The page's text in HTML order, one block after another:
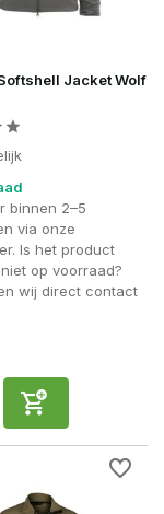
een hardshell
tijdens elke
Jacket Wolf
binnen 2–5
via onze
Is het product
op voorraad?
wij direct contact